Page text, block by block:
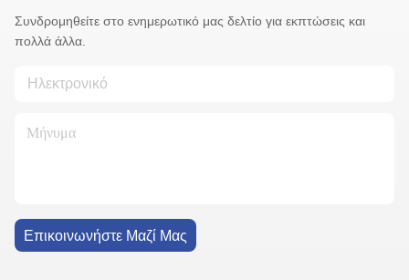
Συνδρομηθείτε στο ενημερωτικό μας δελτίο για εκπτώσεις και
πολλά άλλα.
Επικοινωνήστε Μαζί Μας